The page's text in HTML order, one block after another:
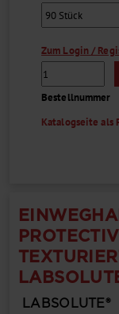
Zum Login /
Bestellnummer
Katalogseite als
LABSOLUTE®